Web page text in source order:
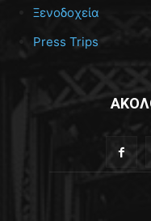
Ξενοδοχεία
Press Trips